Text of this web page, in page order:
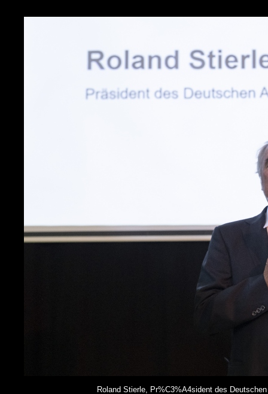
Roland Stierle, Pr%C3%A4sident des